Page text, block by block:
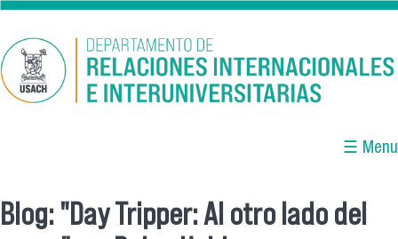
Pasar al contenido principal
☰ Menu
Blog: "Day Tripper: Al otro lado del